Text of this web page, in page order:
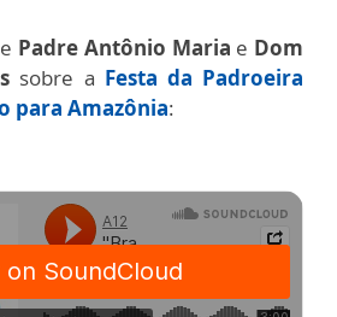
Padre Antônio Maria e Dom
sobre a Festa da Padroeira
para Amazônia: